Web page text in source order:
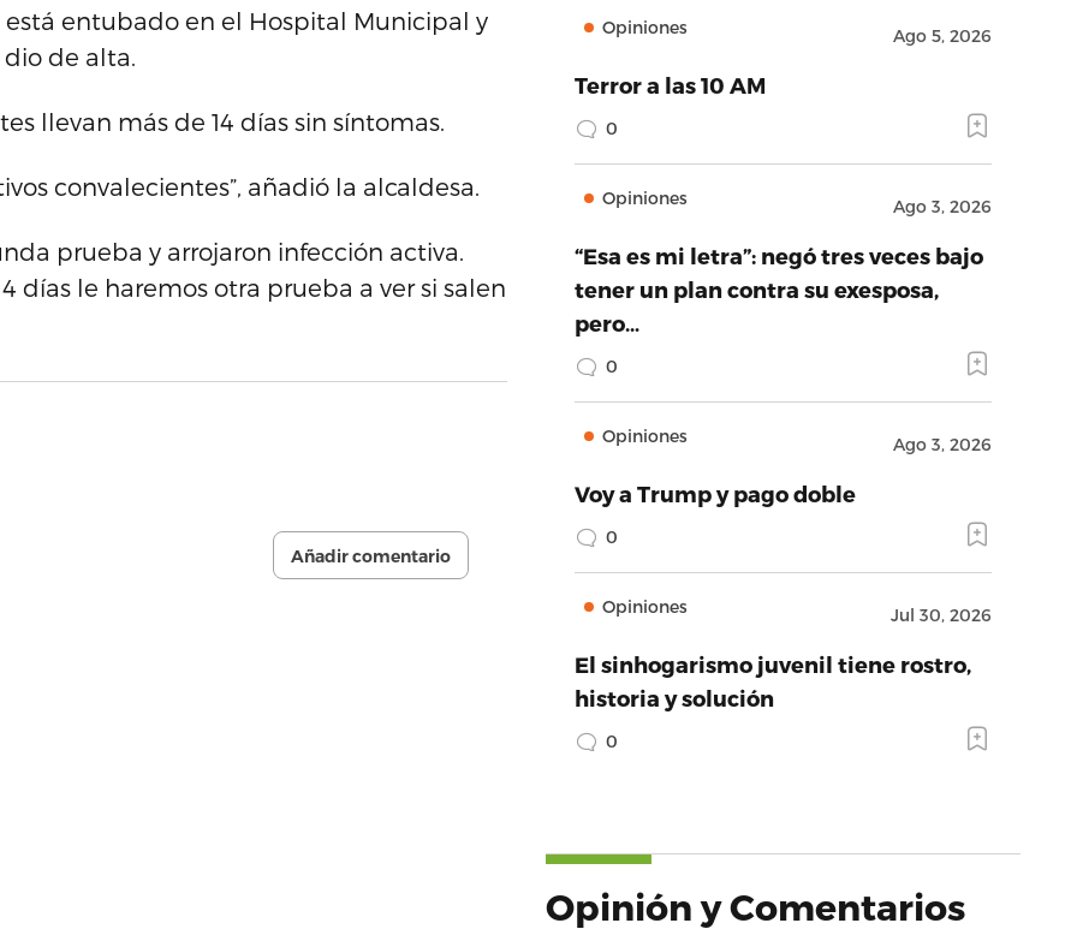
entubado en el Hospital Municipal y
dio de alta.
llevan más de 14 días sin síntomas.
convalecientes”, añadió la alcaldesa.
prueba y arrojaron infección activa.
días le haremos otra prueba a ver si salen
Añadir comentario
Opiniones Ago 5, 2026
Terror a las 10 AM
0
Opiniones Ago 3, 2026
“Esa es mi letra”: negó tres veces bajo
tener un plan contra su exesposa,
pero…
0
Opiniones Ago 3, 2026
Voy a Trump y pago doble
0
Opiniones Jul 30, 2026
El sinhogarismo juvenil tiene rostro,
historia y solución
0
Opinión y Comentarios